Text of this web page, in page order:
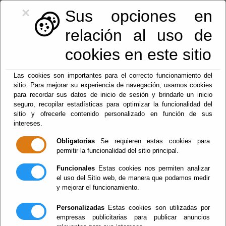
×
Sus opciones en
relación al uso de
cookies en este sitio
Las cookies son importantes para el correcto funcionamiento del
sitio. Para mejorar su experiencia de navegación, usamos cookies
para recordar sus datos de inicio de sesión y brindarle un inicio
seguro, recopilar estadísticas para optimizar la funcionalidad del
sitio y ofrecerle contenido personalizado en función de sus
intereses.
Obligatorias Se requieren estas cookies para
permitir la funcionalidad del sitio principal.
Funcionales Estas cookies nos permiten analizar
el uso del Sitio web, de manera que podamos medir
y mejorar el funcionamiento.
Personalizadas Estas cookies son utilizadas por
empresas publicitarias para publicar anuncios
950.42.46.54 | registro@lucar.es
Fiestas y eventos
Menu
HISTORIA DE LUCAR
Escuchar